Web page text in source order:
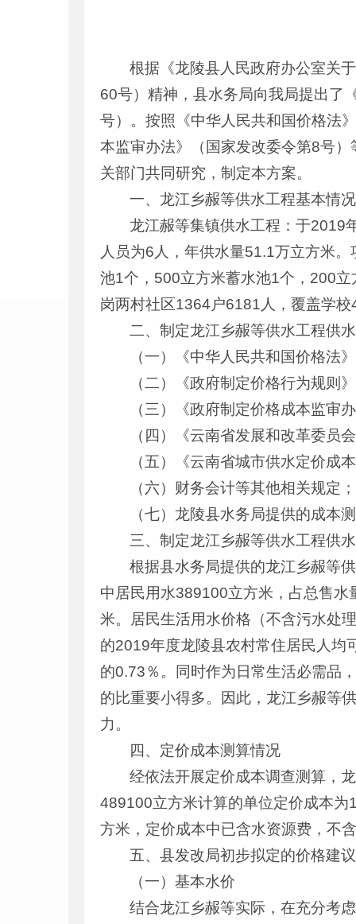
根据《龙陵县人民政府办公室关
60号）精神，县水务局向我局提出了
号）。按照《中华人民共和国价格法
本监审办法》（国家发改委令第8号
关部门共同研究，制定本方案。
一、龙江乡赧等供水工程基本情况
龙江赧等集镇供水工程：于2019
人员为6人，年供水量51.1万立方米
池1个，500立方米蓄水池1个，200
岗两村社区1364户6181人，覆盖学
二、制定龙江乡赧等供水工程供
（一）《中华人民共和国价格法
（二）《政府制定价格行为规则
（三）《政府制定价格成本监审
（四）《云南省发展和改革委员
（五）《云南省城市供水定价成
（六）财务会计等其他相关规定；
（七）龙陵县水务局提供的成本
三、制定龙江乡赧等供水工程供
根据县水务局提供的龙江乡赧等
中居民用水389100立方米，占总售
米。居民生活用水价格（不含污水处
的2019年度龙陵县农村常住居民人均
的0.73％。同时作为日常生活必需品
的比重要小得多。因此，龙江乡赧等
力。
四、定价成本测算情况
经依法开展定价成本调查测算，
489100立方米计算的单位定价成本
方米，定价成本中已含水资源费，不
五、县发改局初步拟定的价格建议
（一）基本水价
结合龙江乡赧等实际，在充分考